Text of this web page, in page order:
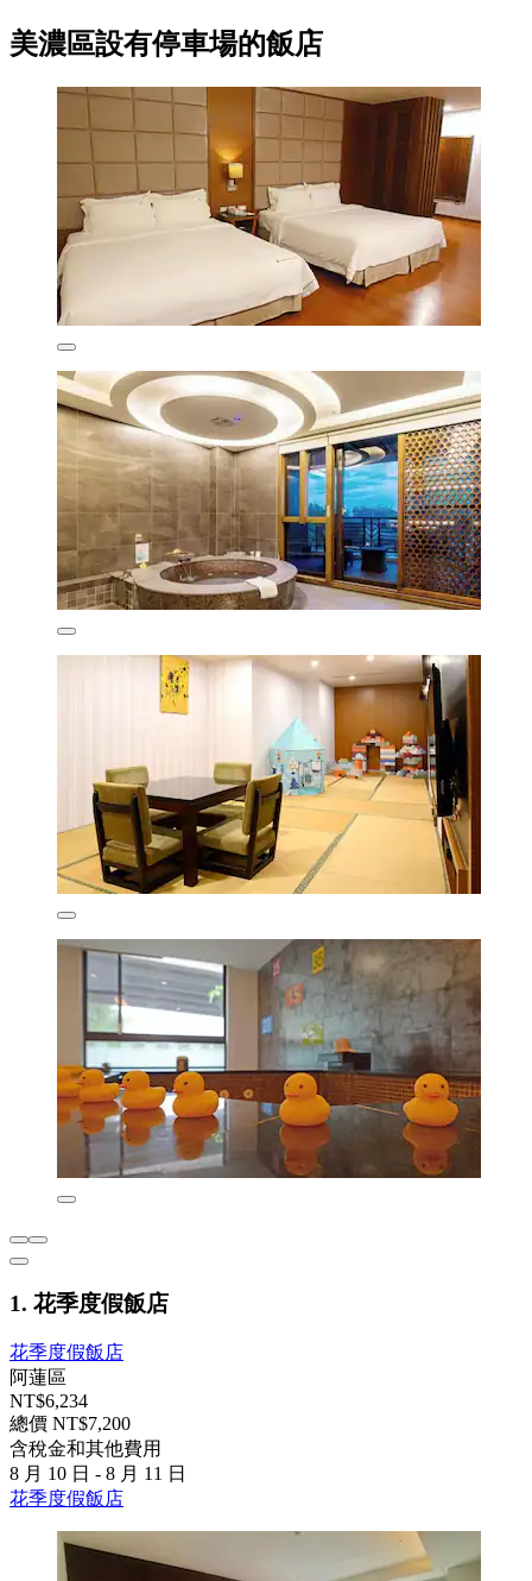
美濃區設有停車場的飯店
1. 花季度假飯店
花季度假飯店
阿蓮區
NT$6,234
總價 NT$7,200
含稅金和其他費用
8 月 10 日 - 8 月 11 日
花季度假飯店